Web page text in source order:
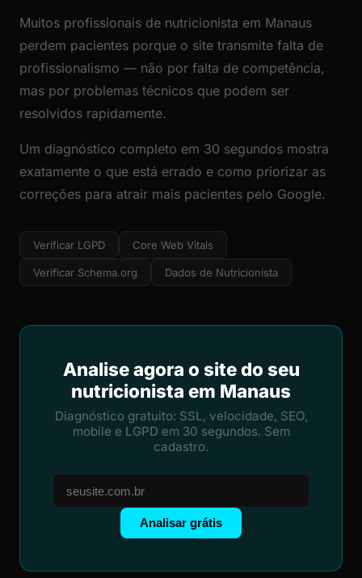
Muitos profissionais de nutricionista em Manaus
perdem pacientes porque o site transmite falta de
profissionalismo — não por falta de competência,
mas por problemas técnicos que podem ser
resolvidos rapidamente.
Um diagnóstico completo em 30 segundos mostra
exatamente o que está errado e como priorizar as
correções para atrair mais pacientes pelo Google.
Verificar LGPD Core Web Vitals
Verificar Schema.org Dados de Nutricionista
Analise agora o site do seu
nutricionista em Manaus
Diagnóstico gratuito: SSL, velocidade, SEO,
mobile e LGPD em 30 segundos. Sem
cadastro.
Analisar grátis